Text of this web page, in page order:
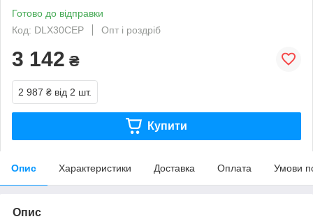
Готово до відправки
Код: DLX30CEP
Опт і роздріб
3 142 ₴
2 987 ₴ від 2 шт.
Купити
Опис Характеристики Доставка Оплата Умови
Опис